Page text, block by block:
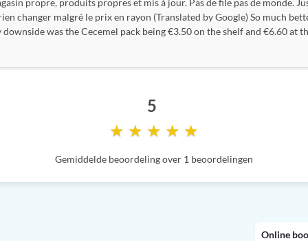
propre, produits propres et mis à jour. Pas de file pas de monde.
changer malgré le prix en rayon (Translated by Google) So much
was the Cecemel pack being €3.50 on the shelf and €6.60 at
5
★ ★ ★ ★ ★
Gemiddelde beoordeling over 1 beoordelingen
Online